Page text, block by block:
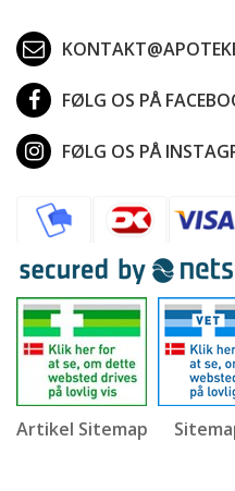
FØLG OS PÅ
FØLG OS PÅ
Artikel Sitemap